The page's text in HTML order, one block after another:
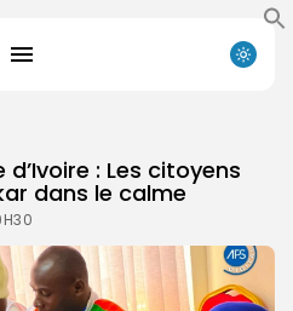
: Les citoyens
dans le calme